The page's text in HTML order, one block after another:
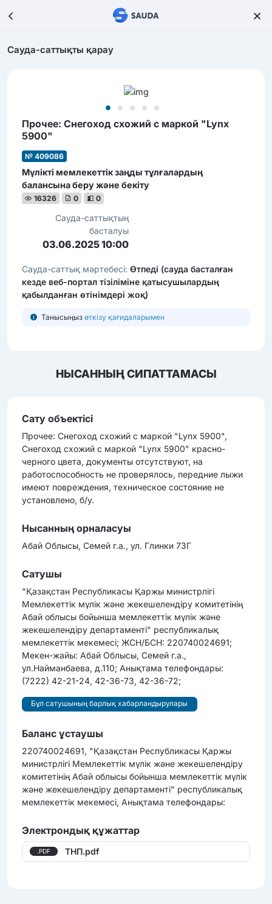
Сауда-саттықты қарау
Прочее: Снегоход схожий с маркой "Lynx
5900"
№ 409086
Мүлікті мемлекеттік заңды тұлғалардың
балансына беру және бекіту
16326 0 0
Сауда-саттықтың
басталуы
03.06.2025 10:00
Сауда-саттық мәртебесі: Өтпеді (сауда басталған
кезде веб-портал тізіліміне қатысушылардың
қабылданған өтінімдері жоқ)
Танысыңыз өткізу қағидаларымен
НЫСАННЫҢ СИПАТТАМАСЫ
Сату объектісі
Прочее: Снегоход схожий с маркой "Lynx 5900",
Снегоход схожий с маркой "Lynx 5900" красно-
черного цвета, документы отсутствуют, на
работоспособность не проверялось, передние лыжи
имеют повреждения, техническое состояние не
установлено, б/у.
Нысанның орналасуы
Абай Облысы, Семей г.а., ул. Глинки 73Г
Сатушы
"Қазақстан Республикасы Қаржы министрлігі
Мемлекеттік мүлік және жекешелендіру комитетінің
Абай облысы бойынша мемлекеттік мүлік және
жекешелендіру департаменті" республикалық
мемлекеттік мекемесі; ЖСН/БСН: 220740024691;
Мекен-жайы: Абай Облысы, Семей г.а.,
ул.Найманбаева, д.110; Анықтама телефондары:
(7222) 42-21-24, 42-36-73, 42-36-72;
Бұл сатушының барлық хабарландырулары
Баланс ұстаушы
220740024691, "Қазақстан Республикасы Қаржы
министрлігі Мемлекеттік мүлік және жекешелендіру
комитетінің Абай облысы бойынша мемлекеттік мүлік
және жекешелендіру департаменті" республикалық
мемлекеттік мекемесі, Анықтама телефондары:
Электрондық құжаттар
.PDF ТНП.pdf